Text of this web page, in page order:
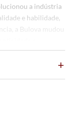
a indústria
e habilidade,
a Bulova mudou
e
fiel ao seu
+